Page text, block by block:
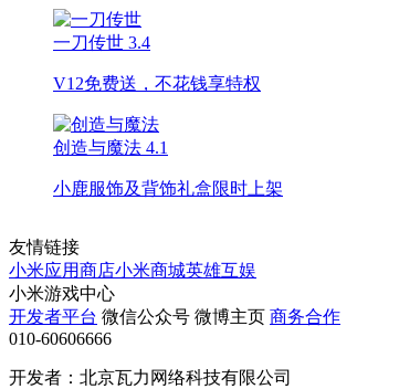
一刀传世 3.4
V12免费送，不花钱享特权
创造与魔法 4.1
小鹿服饰及背饰礼盒限时上架
友情链接
小米应用商店小米商城英雄互娱
小米游戏中心
开发者平台 微信公众号 微博主页 商务合作
010-60606666
开发者：北京瓦力网络科技有限公司